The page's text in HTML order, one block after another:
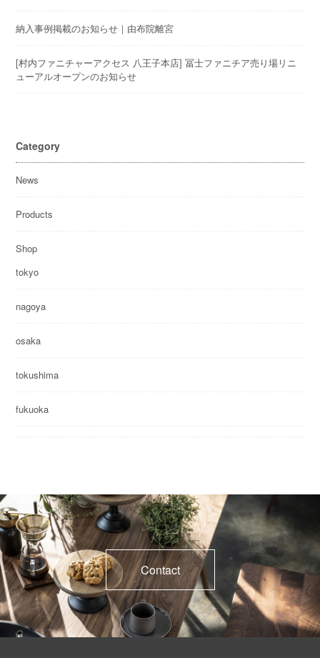
納入事例掲載のお知らせ｜由布院離宮
[村内ファニチャーアクセス 八王子本店] 冨士ファニチア売り場リニ
ューアルオープンのお知らせ
Category
News
Products
Shop
tokyo
nagoya
osaka
tokushima
fukuoka
Contact